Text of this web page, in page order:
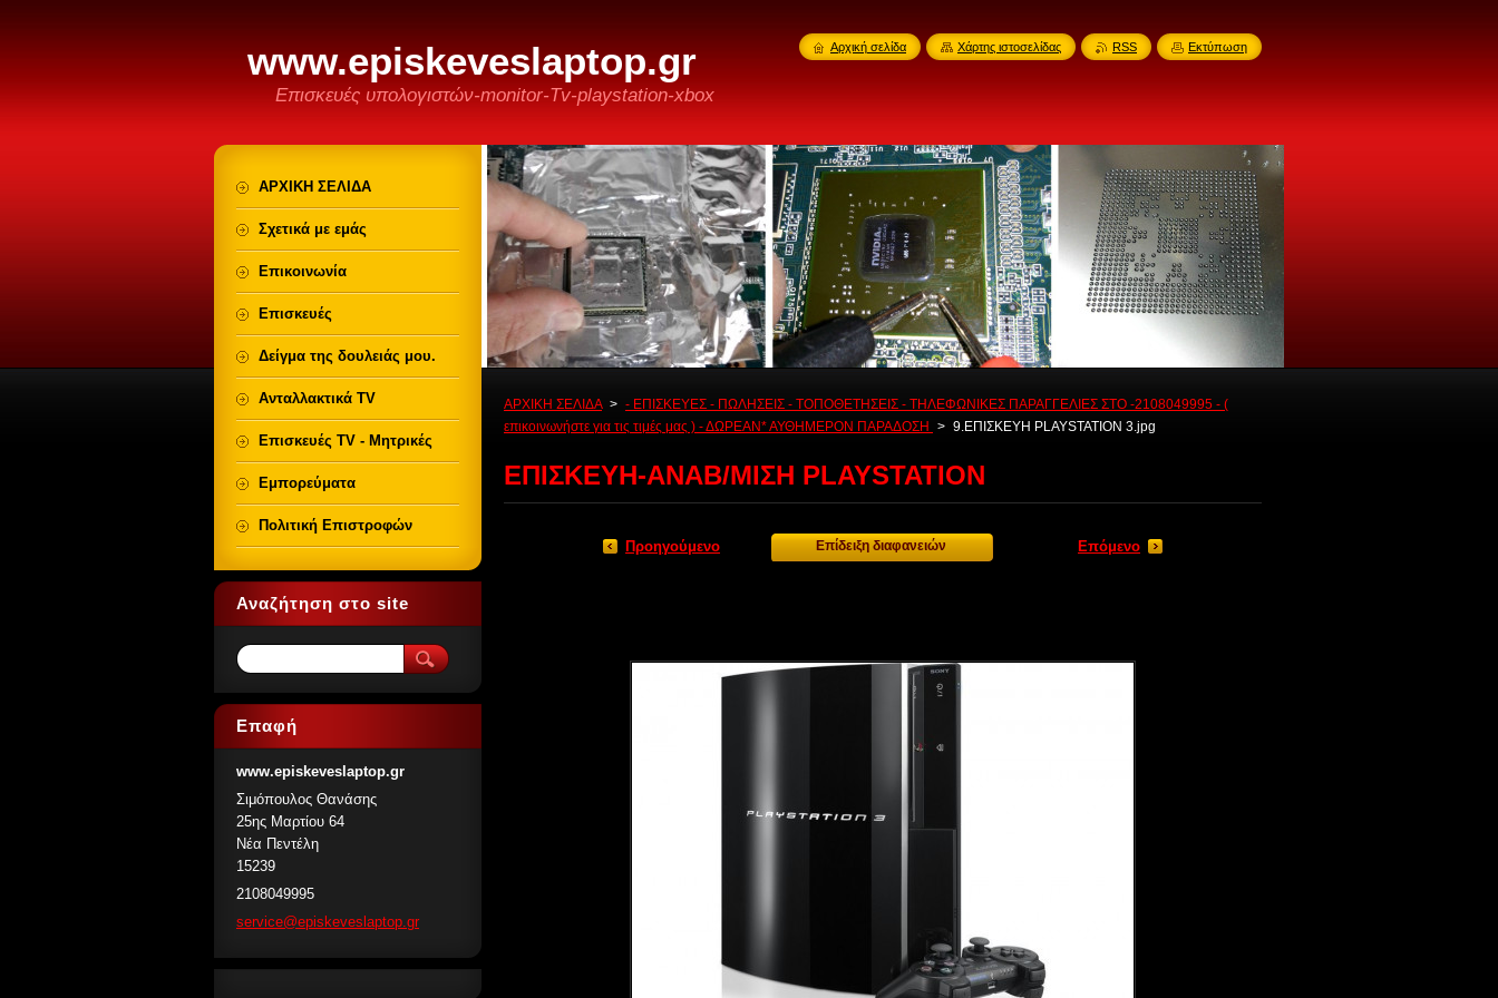
www.episkeveslaptop.gr
Επισκευές υπολογιστών-monitor-Tv-playstation-xbox
ΑΡΧΙΚΗ ΣΕΛΙΔΑ > - ΕΠΙΣΚΕΥΕΣ - ΠΩΛΗΣΕΙΣ - ΤΟΠΟΘΕΤΗΣΕΙΣ - ΤΗΛΕΦΩΝΙΚΕΣ ΠΑΡΑΓΓΕΛΙΕΣ ΣΤΟ -2108049995 - (
επικοινωνήστε για τις τιμές μας ) - ΔΩΡΕΑΝ* ΑΥΘΗΜΕΡΟΝ ΠΑΡΑΔΟΣΗ
> 9.ΕΠΙΣΚΕΥΗ PLAYSTATION 3.jpg
ΕΠΙΣΚΕΥΗ-ΑΝΑΒ/ΜΙΣΗ PLAYSTATION
Προηγούμενο Επίδειξη διαφανειών Επόμενο
ΑΡΧΙΚΗ ΣΕΛΙΔΑ
Σχετικά με εμάς
Επικοινωνία
Επισκευές
Δείγμα της δουλειάς μου.
Ανταλλακτικά TV
Επισκευές TV - Μητρικές
Εμπορεύματα
Πολιτική Επιστροφών
Αναζήτηση στο site
Επαφή
www.episkeveslaptop.gr
Σιμόπουλος Θανάσης
25ης Μαρτίου 64
Νέα Πεντέλη
15239
2108049995
service@episkeveslaptop.gr
Αρχική σελίδα Χάρτης ιστοσελίδας RSS Εκτύπωση